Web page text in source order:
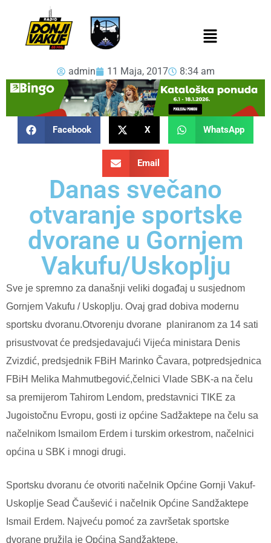
admin 11 Maja, 2017 8:34 am
Facebook X WhatsApp
Email
Danas svečano
otvaranje sportske
dvorane u Gornjem
Vakufu/Uskoplju
Sve je spremno za današnji veliki događaj u susjednom
Gornjem Vakufu / Uskoplju. Ovaj grad dobiva modernu
sportsku dvoranu.Otvorenju dvorane planiranom za 14 sati
prisustvovat će predsjedavajući Vijeća ministara Denis
Zvizdić, predsjednik FBiH Marinko Čavara, potpredsjednica
FBiH Melika Mahmutbegović,čelnici Vlade SBK-a na čelu
sa premijerom Tahirom Lendom, predstavnici TIKE za
Jugoistočnu Evropu, gosti iz općine Sadžaktepe na čelu sa
načelnikom Ismailom Erdem i turskim orkestrom, načelnici
općina u SBK i mnogi drugi.
Sportsku dvoranu će otvoriti načelnik Općine Gornji Vakuf-
Uskoplje Sead Čaušević i načelnik Općine Sandžaktepe
Ismail Erdem. Najveću pomoć za završetak sportske
dvorane pružila je Općina Sandžaktepe.